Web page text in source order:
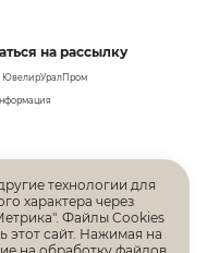
на рассылку
технологии для
характера через
Файлы Cookies
этот сайт. Нажимая на